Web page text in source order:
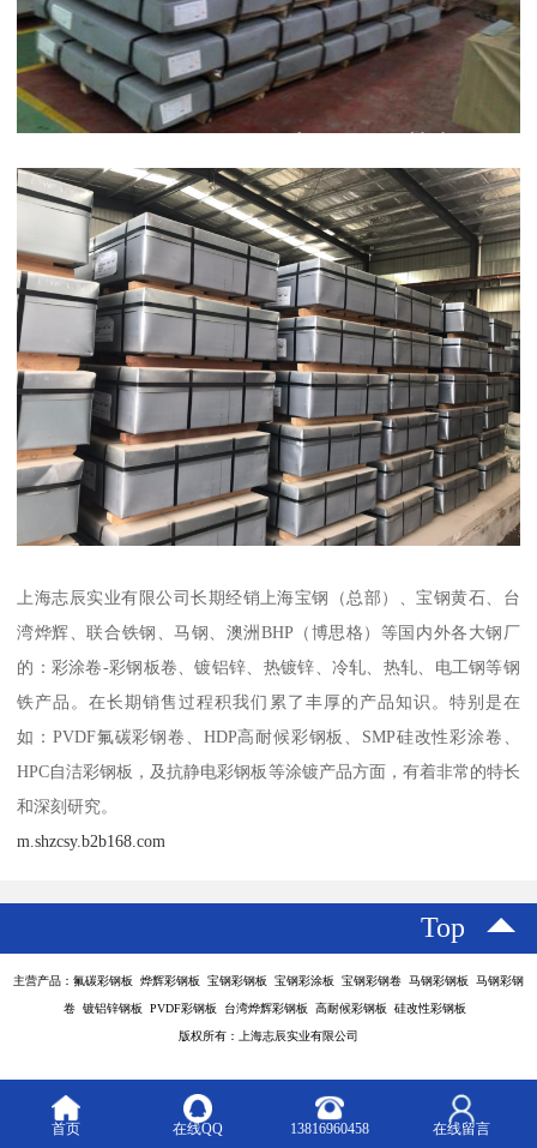
上海志辰实业有限公司长期经销上海宝钢（总部）、宝钢黄石、台
湾烨辉、联合铁钢、马钢、澳洲BHP（博思格）等国内外各大钢厂
的：彩涂卷-彩钢板卷、镀铝锌、热镀锌、冷轧、热轧、电工钢等钢
铁产品。在长期销售过程积我们累了丰厚的产品知识。特别是在
如：PVDF氟碳彩钢卷、HDP高耐候彩钢板、SMP硅改性彩涂卷、
HPC自洁彩钢板，及抗静电彩钢板等涂镀产品方面，有着非常的特长
和深刻研究。
m.shzcsy.b2b168.com
Top
主营产品：氟碳彩钢板 烨辉彩钢板 宝钢彩钢板 宝钢彩涂板 宝钢彩钢卷 马钢彩钢板 马钢彩钢
卷 镀铝锌钢板 PVDF彩钢板 台湾烨辉彩钢板 高耐候彩钢板 硅改性彩钢板
版权所有：上海志辰实业有限公司
首页 在线QQ 13816960458 在线留言